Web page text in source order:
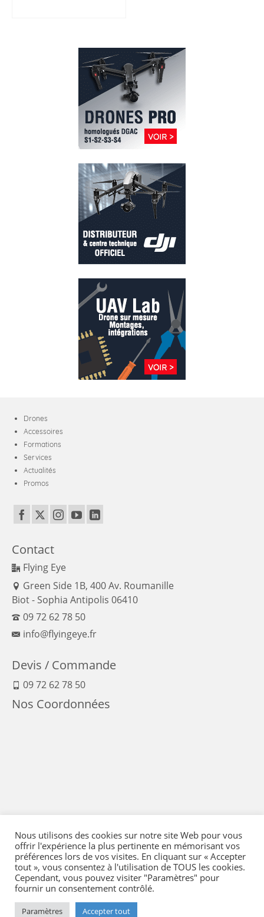
Drones
Accessoires
Formations
Services
Actualités
Promos
Contact
Flying Eye
Green Side 1B, 400 Av. Roumanille
Biot - Sophia Antipolis 06410
09 72 62 78 50
info@flyingeye.fr
Devis / Commande
09 72 62 78 50
Nos Coordonnées
Mentions Légales-Conditions générales de vente
-Politique qualité- Moyens de paiement-
Nous utilisons des cookies sur notre site Web pour vous
offrir l'expérience la plus pertinente en mémorisant vos
préférences lors de vos visites. En cliquant sur « Accepter
tout », vous consentez à l'utilisation de TOUS les cookies.
Cependant, vous pouvez visiter "Paramètres" pour
fournir un consentement contrôlé.
Paramètres Accepter tout